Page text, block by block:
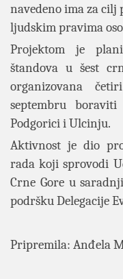
navedeno ima za cilj
ljudskim pravima
Projektom je
štandova u šest
organizovana
septembru
Podgorici i Ulcinju.
Aktivnost je dio
rada koji sprovodi
Crne Gore u
podršku Delegacije
Pripremila: Anđela